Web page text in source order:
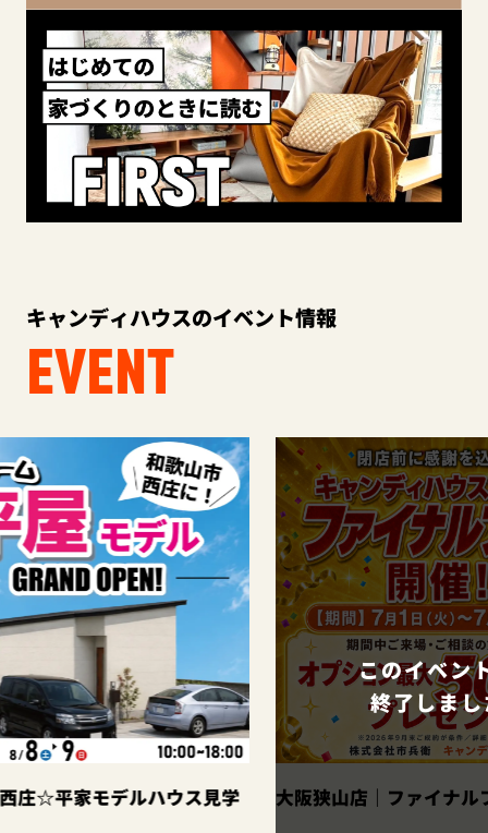
キャンディハウスのイベント情報
EVENT
見学 大阪狭山店｜ファイナルフェア開催！
このイベントは
終了しました
大阪